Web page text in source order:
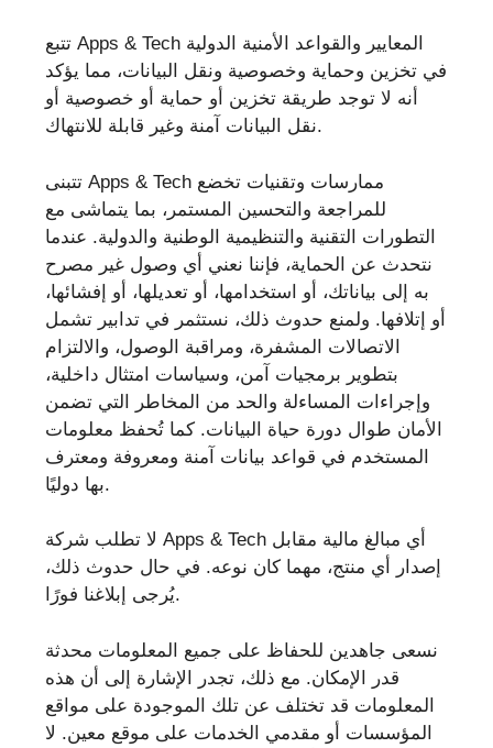
تتبع Apps & Tech المعايير والقواعد الأمنية الدولية
في تخزين وحماية وخصوصية ونقل البيانات، مما يؤكد
أنه لا توجد طريقة تخزين أو حماية أو خصوصية أو
نقل البيانات آمنة وغير قابلة للانتهاك.
تتبنى Apps & Tech ممارسات وتقنيات تخضع
للمراجعة والتحسين المستمر، بما يتماشى مع
التطورات التقنية والتنظيمية الوطنية والدولية. عندما
نتحدث عن الحماية، فإننا نعني أي وصول غير مصرح
به إلى بياناتك، أو استخدامها، أو تعديلها، أو إفشائها،
أو إتلافها. ولمنع حدوث ذلك، نستثمر في تدابير تشمل
الاتصالات المشفرة، ومراقبة الوصول، والالتزام
بتطوير برمجيات آمن، وسياسات امتثال داخلية،
وإجراءات المساءلة والحد من المخاطر التي تضمن
الأمان طوال دورة حياة البيانات. كما تُحفظ معلومات
المستخدم في قواعد بيانات آمنة ومعروفة ومعترف
بها دوليًا.
لا تطلب شركة Apps & Tech أي مبالغ مالية مقابل
إصدار أي منتج، مهما كان نوعه. في حال حدوث ذلك،
يُرجى إبلاغنا فورًا.
نسعى جاهدين للحفاظ على جميع المعلومات محدثة
قدر الإمكان. مع ذلك، تجدر الإشارة إلى أن هذه
المعلومات قد تختلف عن تلك الموجودة على مواقع
المؤسسات أو مقدمي الخدمات على موقع معين. لا